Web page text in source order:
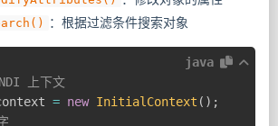
：根据过滤条件搜索对象
java
上下文
= new InitialContext ( ) ;